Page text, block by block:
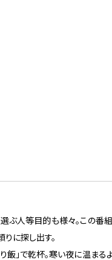
ぶ人等目的も様々。この番
に探し出す。
飯」で乾杯。寒い夜に温まる